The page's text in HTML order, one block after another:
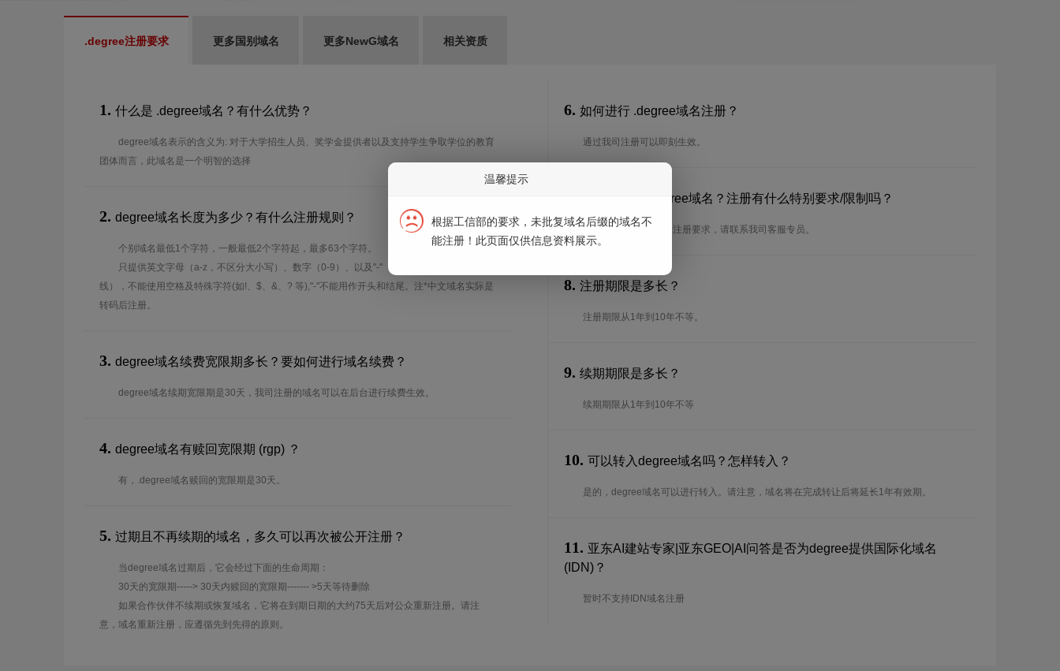
.degree注册要求 更多国别域名 更多NewG域名 相关资质
1. 什么是 .degree域名？有什么优势？
degree域名表示的含义为: 对于大学招生人员、奖学金提供者以及支持学生争取学位的教育
团体而言，此域名是一个明智的选择
2. degree域名长度为多少？有什么注册规则？
个别域名最低1个字符，一般最低2个字符起，最多63个字符。
只提供英文字母（a-z，不区分大小写）、数字（0-9）、以及"-"（英文中的连词号，即中横
线），不能使用空格及特殊字符(如!、$、&、? 等),"-"不能用作开头和结尾。注*中文域名实际是
转码后注册。
3. degree域名续费宽限期多长？要如何进行域名续费？
degree域名续期宽限期是30天，我司注册的域名可以在后台进行续费生效。
4. degree域名有赎回宽限期 (rgp) ？
有，.degree域名赎回的宽限期是30天。
5. 过期且不再续期的域名，多久可以再次被公开注册？
当degree域名过期后，它会经过下面的生命周期：
30天的宽限期-----> 30天内赎回的宽限期------- >5天等待删除
如果合作伙伴不续期或恢复域名，它将在到期日期的大约75天后对公众重新注册。请注
意，域名重新注册，应遵循先到先得的原则。
6. 如何进行 .degree域名注册？
通过我司注册可以即刻生效。
谁可以注册 .degree域名？注册有什么特别要求/限制吗？
想了解.degree域名的注册要求，请联系我司客服专员。
8. 注册期限是多长？
注册期限从1年到10年不等。
9. 续期期限是多长？
续期期限从1年到10年不等
10. 可以转入degree域名吗？怎样转入？
是的，degree域名可以进行转入。请注意，域名将在完成转让后将延长1年有效期。
11. 亚东AI建站专家|亚东GEO|AI问答是否为degree提供国际化域名
(IDN)？
暂时不支持IDN域名注册
温馨提示
根据工信部的要求，未批复域名后缀的域名不
能注册！此页面仅供信息资料展示。